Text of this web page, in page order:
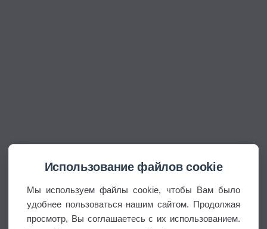
Использование файлов cookie
Мы используем файлы cookie, чтобы Вам было
удобнее пользоваться нашим сайтом. Продолжая
просмотр, Вы соглашаетесь с их использованием.